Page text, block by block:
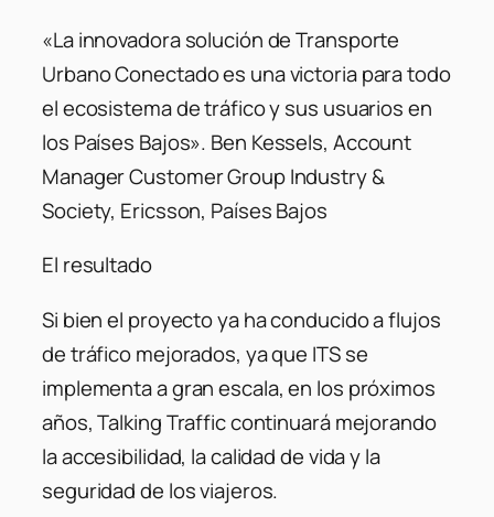
«La innovadora solución de Transporte
Urbano Conectado es una victoria para todo
el ecosistema de tráfico y sus usuarios en
los Países Bajos». Ben Kessels, Account
Manager Customer Group Industry &
Society, Ericsson, Países Bajos
El resultado
Si bien el proyecto ya ha conducido a flujos
de tráfico mejorados, ya que ITS se
implementa a gran escala, en los próximos
años, Talking Traffic continuará mejorando
la accesibilidad, la calidad de vida y la
seguridad de los viajeros.